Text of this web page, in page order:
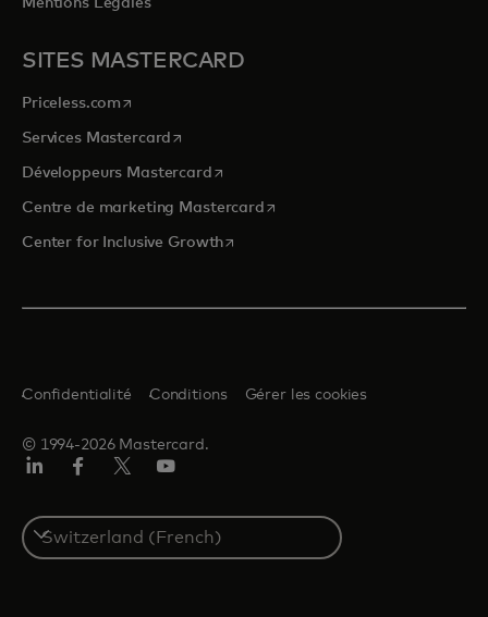
SITES MASTERCARD
Priceless.com s’ouvre dans un nouvel onglet
Services Mastercard s’ouvre dans un nouvel onglet
Développeurs Mastercards’ouvre dans un nouvel onglet
Centre de marketing Mastercards’ouvre dans un nouvel onglet
Center for Inclusive Growths’ouvre dans un nouvel onglet
© 1994-2026 Mastercard.
Confidentialité Conditions Gérer les cookies
Select
a
country